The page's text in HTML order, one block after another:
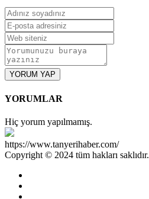
YORUM YAP
YORUMLAR
Hiç yorum yapılmamış.
https://www.tanyerihaber.com/
Copyright © 2024 tüm hakları saklıdır.